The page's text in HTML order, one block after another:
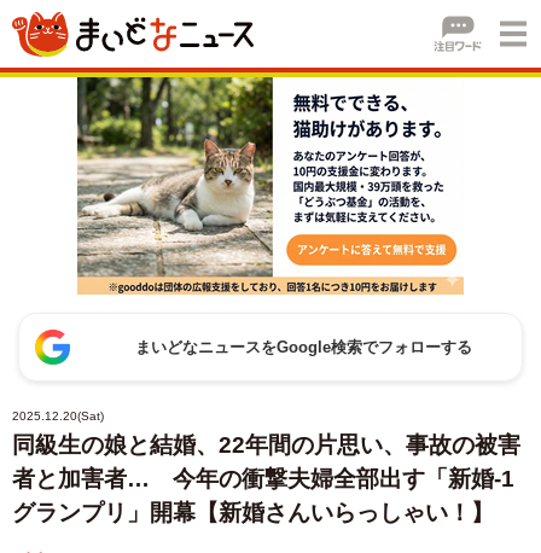
まいどなニュースをGoogle検索でフォローする
2025.12.20(Sat)
同級生の娘と結婚、22年間の片思い、事故の被害
者と加害者… 今年の衝撃夫婦全部出す「新婚-1
グランプリ」開幕【新婚さんいらっしゃい！】